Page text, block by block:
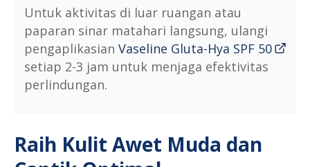
Untuk aktivitas di luar ruangan atau
paparan sinar matahari langsung, ulangi
pengaplikasian Vaseline Gluta-Hya SPF 50
setiap 2-3 jam untuk menjaga efektivitas
perlindungan.
Raih Kulit Awet Muda dan